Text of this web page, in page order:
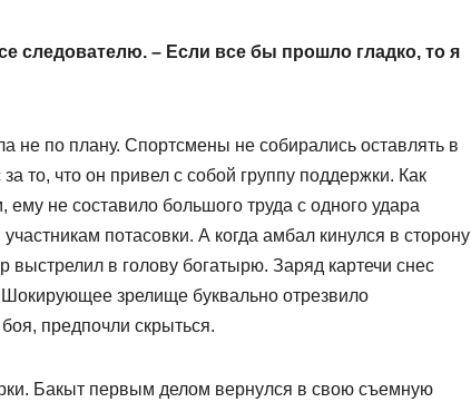
следователю. – Если все бы прошло гладко, то я
не по плану. Спортсмены не собирались оставлять в
то, что он привел с собой группу поддержки. Как
не составило большого труда с одного удара
потасовки. А когда амбал кинулся в сторону
выстрелил в голову богатырю. Заряд картечи снес
Шокирующее зрелище буквально отрезвило
предпочли скрыться.
Бакыт первым делом вернулся в свою съемную